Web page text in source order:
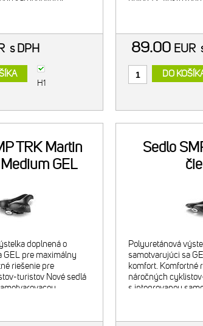
s DPH
H1
89.00 EUR
DO
TRK Martin
GEL
doplnená o
GEL pre maximálny
riešenie pre
turistov Nové sedlá
Sedlo
Polyuretánová
samotvarujúci sa
komfort. Komfortné
náročných
s integrovanou